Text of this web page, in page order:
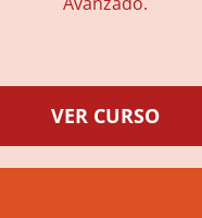
VER CURSO